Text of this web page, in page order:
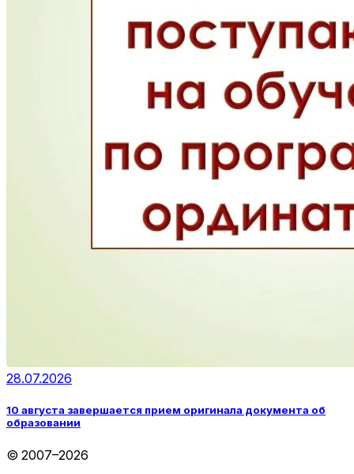
28.07.2026
10 августа завершается прием оригинала документа об
образовании
© 2007–2026